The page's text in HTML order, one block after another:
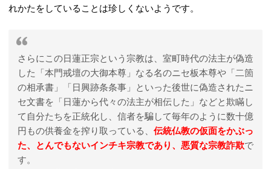
れかたをしていることは珍しくないようです。
さらにこの日蓮正宗という宗教は、室町時代の法主が偽造
した「本門戒壇の大御本尊」なる名のニセ板本尊や「二箇
の相承書」「日興跡条条事」といった後世に偽造されたニ
セ文書を「日蓮から代々の法主が相伝した」などと欺瞞し
て自分たちを正統化し、信者を騙して毎年のように数十億
円もの供養金を搾り取っている、 伝統仏教の仮面をかぶっ
た、とんでもないインチキ宗教であり、悪質な宗教詐欺で
す。